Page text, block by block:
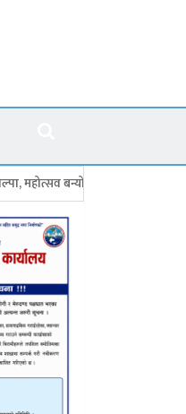
कर्णालीको सांगीतिक उत्सव